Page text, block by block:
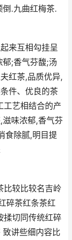
.九曲红梅茶.
来互相勾挂呈
;香气芬馥;汤
红茶,品质优异,
件、优良的茶
工艺相结合的产
味浓郁,香气芬
食除腻,明目提
比较比较名吉岭
碎茶红条茶红
揉切同传统红碎
讲些细内容比